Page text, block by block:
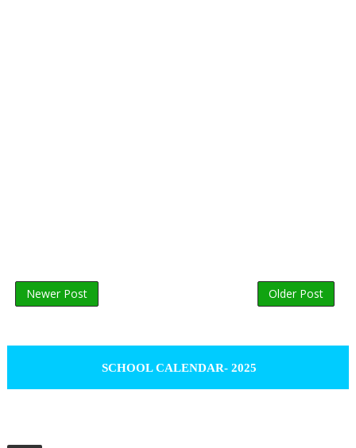
Newer Post Older Post
SCHOOL CALENDAR- 2025